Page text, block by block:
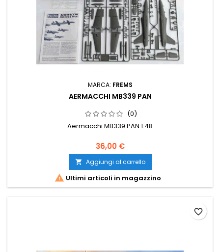
MARCA: FREMS
AERMACCHI MB339 PAN
(0)
Aermacchi MB339 PAN 1:48
36,00 €
 Aggiungi al carrello
 Ultimi articoli in magazzino
favorite_border